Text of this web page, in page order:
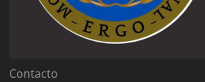
Contacto